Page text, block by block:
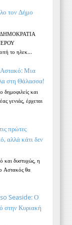
τον Δήμο
ΔΗΜΟΚΡΑΤΙΑ
το ηλεκ...
Μια
στη Θάλασσα!
δημοφιλείς και
γενιάς, έρχεται
πρώτες
αλλά κάτι δεν
και δυστυχώς, η
ο Αστακός θα
Seaside: Ο
στην Κυριακή